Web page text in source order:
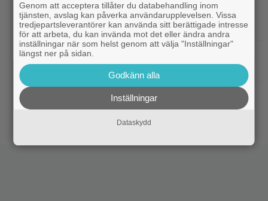
TV-spel |Arga föräldrar ringde ner Nintendo –
spelkaraktären ”ser ut som en penis”
Kommande filmer
skurken Ganondorf i ”The Legend of Zelda”
Casting
Jim Carrey klar för ny långfilm –
baserad på älskad animerad serie
Genom att acceptera tillåter du databehandling inom
tjänsten, avslag kan påverka användarupplevelsen. Vissa
tredjepartsleverantörer kan använda sitt berättigade intresse
för att arbeta, du kan invända mot det eller ändra andra
inställningar när som helst genom att välja "Inställningar"
längst ner på sidan.
Godkänn alla
Inställningar
Dataskydd